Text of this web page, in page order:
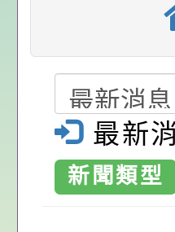
置課程
畫」一
請，請
減碳存
桃園市
年度祖
祝活動
位協助
關（構
轉知有
員退休
算器」
亦可利
檢送財
發展協
看國產
轉知:桃
年桃園
轉知內
長
因
知能
國民
最新
新聞類型